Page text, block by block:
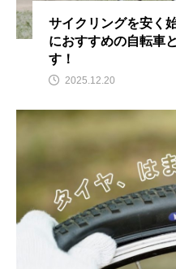
サイクリングを安く
におすすめの自転車
す！
2025.12.20